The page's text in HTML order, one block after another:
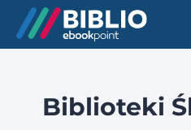
Biblioteki